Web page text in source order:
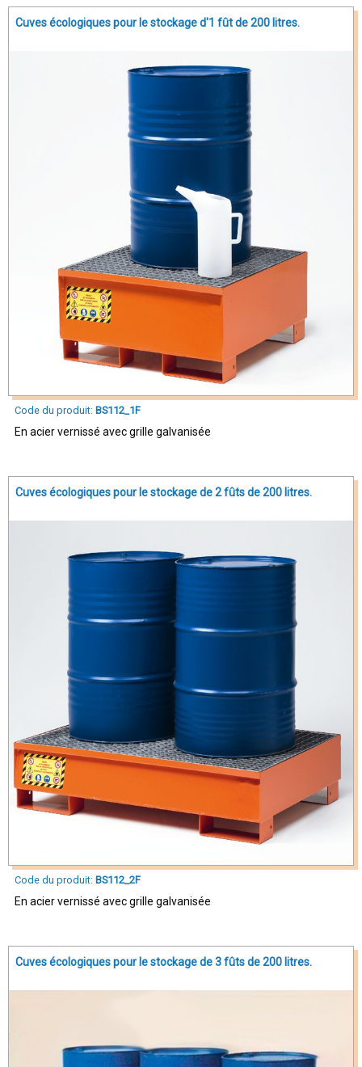
Cuves écologiques pour le stockage d'1 fût de 200 litres.
Code du produit: BS112_1F
En acier vernissé avec grille galvanisée
Cuves écologiques pour le stockage de 2 fûts de 200 litres.
Code du produit: BS112_2F
En acier vernissé avec grille galvanisée
Cuves écologiques pour le stockage de 3 fûts de 200 litres.